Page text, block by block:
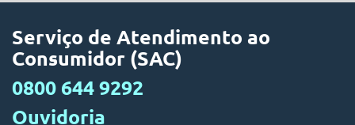
Serviço de Atendimento ao
Consumidor (SAC)
0800 644 9292
Ouvidoria